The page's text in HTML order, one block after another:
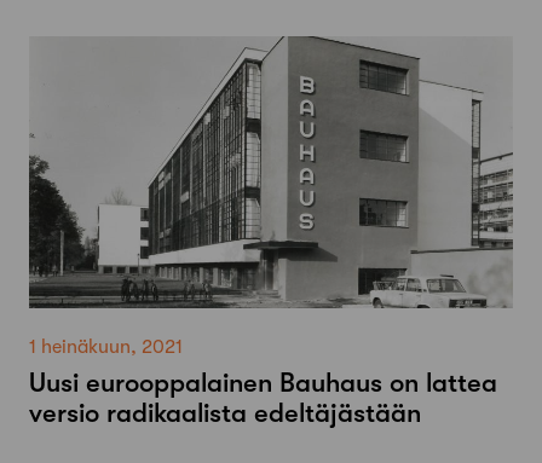
1 heinäkuun, 2021
Uusi eurooppalainen Bauhaus on lattea
versio radikaalista edeltäjästään